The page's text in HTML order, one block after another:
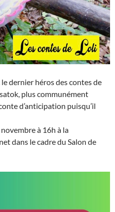
dernier héros des contes de
plus communément
d’anticipation puisqu’il
à 16h à la
dans le cadre du Salon de